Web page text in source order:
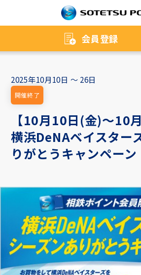
会員登録
2025年10月10日 ～ 26日
開催終了
【10月10日(金)～10
横浜DeNAベイスター
りがとうキャンペーン